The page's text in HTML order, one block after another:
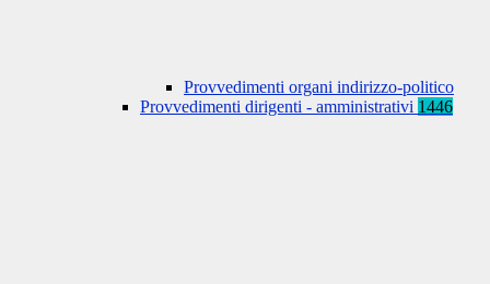
Provvedimenti organi indirizzo-politico
Provvedimenti dirigenti - amministrativi 1446